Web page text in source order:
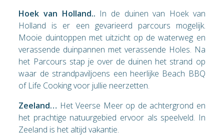
Hoek van Holland.. In de duinen van Hoek van
Holland is er een gevarieerd parcours mogelijk.
Mooie duintoppen met uitzicht op de waterweg en
verassende duinpannen met verassende Holes. Na
het Parcours stap je over de duinen het strand op
waar de strandpaviljoens een heerlijke Beach BBQ
of Life Cooking voor jullie neerzetten.
Zeeland… Het Veerse Meer op de achtergrond en
het prachtige natuurgebied ervoor als speelveld. In
Zeeland is het altijd vakantie.